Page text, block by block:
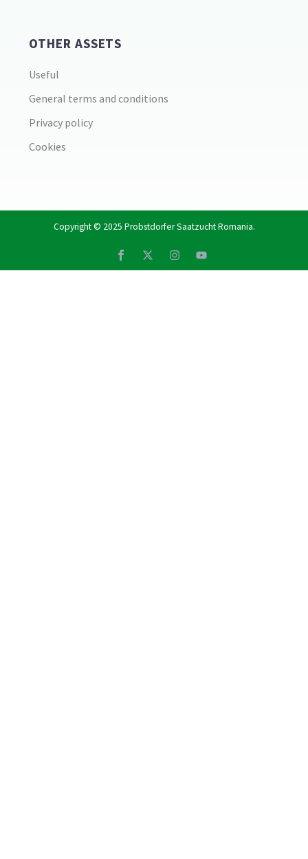
OTHER ASSETS
Useful
General terms and conditions
Privacy policy
Cookies
Copyright © 2025 Probstdorfer Saatzucht Romania.